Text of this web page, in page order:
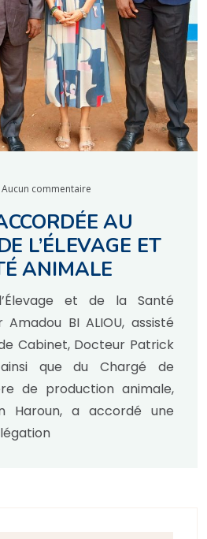
Aucun commentaire
AU
L’ÉLEVAGE ET
ANIMALE
et de la Santé
Amadou BI ALIOU, assisté
Cabinet, Docteur Patrick
ainsi que du Chargé de
de production animale,
Haroun, a accordé une